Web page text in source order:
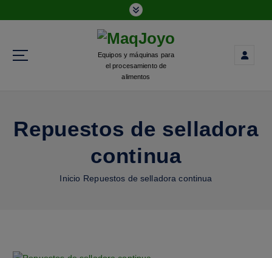
Equipos y máquinas para
el procesamiento de
alimentos
Repuestos de selladora
continua
Inicio Repuestos de selladora continua